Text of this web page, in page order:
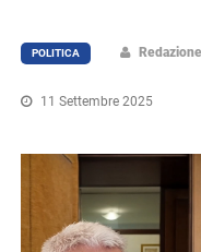
POLITICA Redazione
11 Settembre 2025